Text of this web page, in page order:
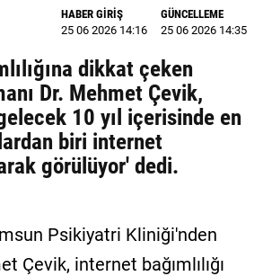
HABER GİRİŞ
25 06 2026 14:16
GÜNCELLEME
25 06 2026 14:35
dikkat çeken
Dr. Mehmet Çevik,
10 yıl içerisinde en
biri internet
görülüyor' dedi.
Psikiyatri Kliniği'nden
Çevik, internet bağımlılığı